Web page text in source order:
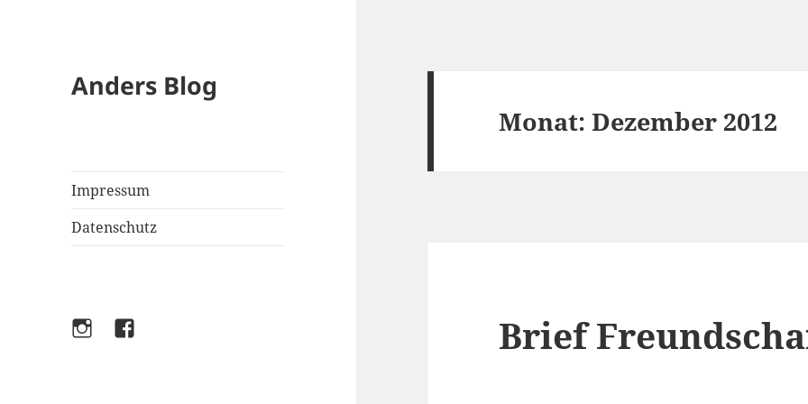
Anders Blog
Impressum
Datenschutz
InstagramFacebook
Monat:Dezember 2012
Brief